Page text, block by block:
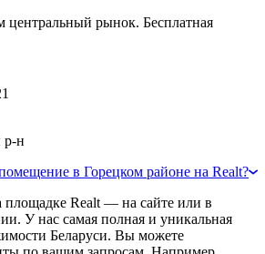
центральный рынок. Бесплатная
р-н
в Горецком районе на Realt?
площадке Realt — на сайте или в
У нас самая полная и уникальная
Беларуси. Вы можете